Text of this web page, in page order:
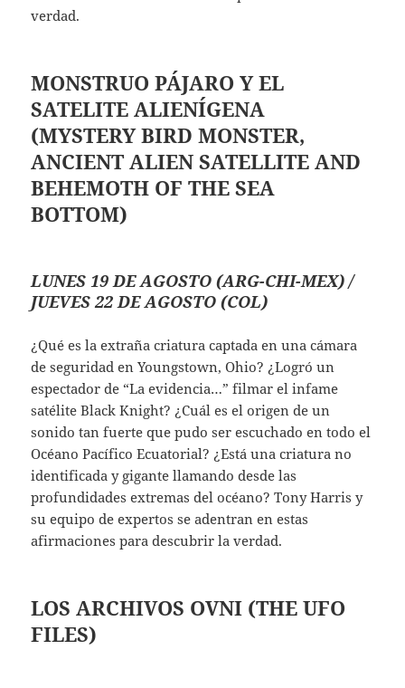
verdad.
MONSTRUO PÁJARO Y EL
SATELITE ALIENÍGENA
(MYSTERY BIRD MONSTER,
ANCIENT ALIEN SATELLITE AND
BEHEMOTH OF THE SEA
BOTTOM)
LUNES 19 DE AGOSTO (ARG-CHI-MEX) /
JUEVES 22 DE AGOSTO (COL)
¿Qué es la extraña criatura captada en una cámara
de seguridad en Youngstown, Ohio? ¿Logró un
espectador de “La evidencia…” filmar el infame
satélite Black Knight? ¿Cuál es el origen de un
sonido tan fuerte que pudo ser escuchado en todo el
Océano Pacífico Ecuatorial? ¿Está una criatura no
identificada y gigante llamando desde las
profundidades extremas del océano? Tony Harris y
su equipo de expertos se adentran en estas
afirmaciones para descubrir la verdad.
LOS ARCHIVOS OVNI (THE UFO
FILES)